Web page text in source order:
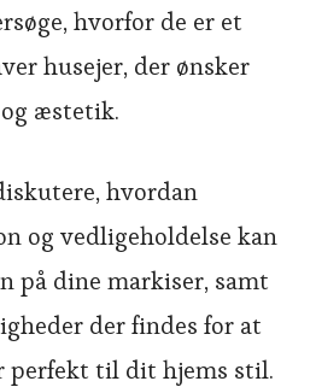
hvorfor de er et
husejer, der ønsker
æstetik.
hvordan
og vedligeholdelse kan
på dine markiser, samt
der findes for at
perfekt til dit hjems stil.